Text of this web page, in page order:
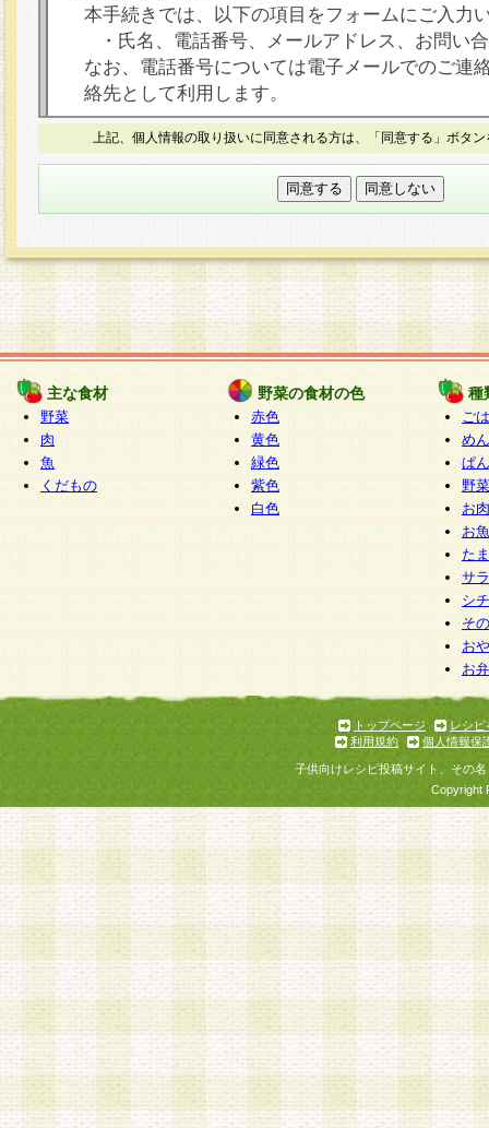
本手続きでは、以下の項目をフォームにご入力
・氏名、電話番号、メールアドレス、お問い
なお、電話番号については電子メールでのご連
絡先として利用します。
○本人が容易に認識できない方法による個人情報
本フォームでは、セッション管理のためCookie
○個人情報の第三者提供について
力いただく個人情報は第三者に提供しません。
○個人情報の委託について
個人情報の取り扱いを外部に委託する場合は、
情報管理基準を満たす企業を選定して委託を行
が行われるよう監督します。
○開示対象個人情報の開示等および問い合わせ窓口
本人からの求めにより、当社が本件により取得
報の利用目的の通知・開示・内容の訂正・追加
停止・消去及び第三者への提供の禁止（以下、
といいます。）に応じます。
開示等に応じる窓口は以下になります。
ぱくすく食堂個人情報お客様相談窓口 paku-
m
個人情報を与えることは任意ですが、個人情報
意をいただけない場合には、当社のサービスの
お問い合わせ・ご相談への対応ができない場合
上記、個人情報の取り扱いに同意される方は、「同意する」ボタ
主な食材
野菜
肉
魚
くだもの
野菜の食材の色
赤色
黄色
緑色
紫色
白色
種
ご
めん
ぱん
野
お
お
た
サ
シ
そ
お
お
トップページ
レシピ
利用規約
個人情報保
子供向けレシピ投稿サイト、その
Copyright